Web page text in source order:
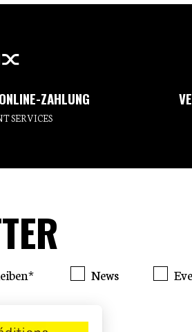
ZAHLUNG
SERVICES
News